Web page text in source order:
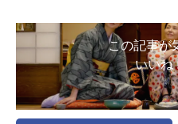
この記事が
いいね